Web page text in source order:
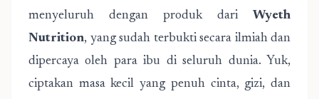
menyeluruh dengan produk dari Wyeth
Nutrition, yang sudah terbukti secara ilmiah dan
dipercaya oleh para ibu di seluruh dunia. Yuk,
ciptakan masa kecil yang penuh cinta, gizi, dan